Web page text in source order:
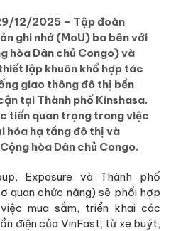
12/2025 – Tập đoàn
ghi nhớ (MoU) ba bên với
hòa Dân chủ Congo) và
lập khuôn khổ hợp tác
giao thông đô thị bền
tại Thành phố Kinshasa.
tiến quan trọng trong việc
hóa hạ tầng đô thị và
hòa Dân chủ Congo.
Exposure và Thành phố
quan chức năng) sẽ phối hợp
mua sắm, triển khai các
điện của VinFast, từ xe buýt,